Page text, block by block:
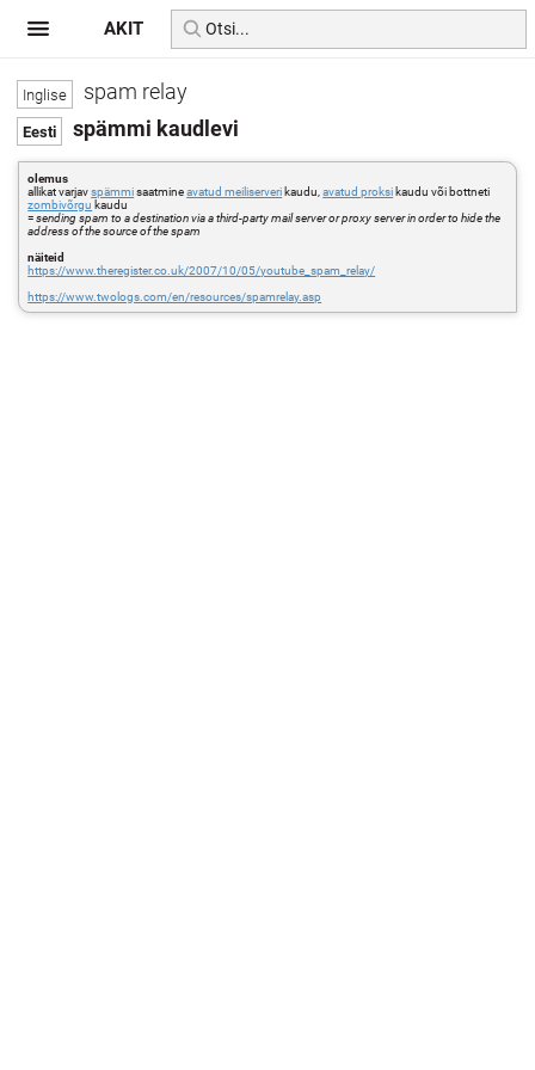
spam relay
spämmi kaudlevi
olemus
allikat varjavspämmisaatmineavatud meiliserveri kaudu,avatud proksi kaudu või bottneti
zombivõrgu kaudu
=sending spam to a destination via a third-party mail server or proxy server in order to hide the
address of the source of the spam
näiteid
https://www.theregister.co.uk/2007/10/05/youtube_spam_relay/
https://www.twologs.com/en/resources/spamrelay.asp
AKIT